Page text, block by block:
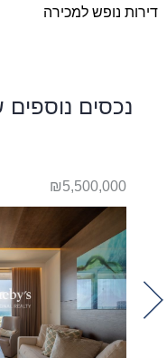
דירות נופש למכירה
נכסים
₪5,500,000